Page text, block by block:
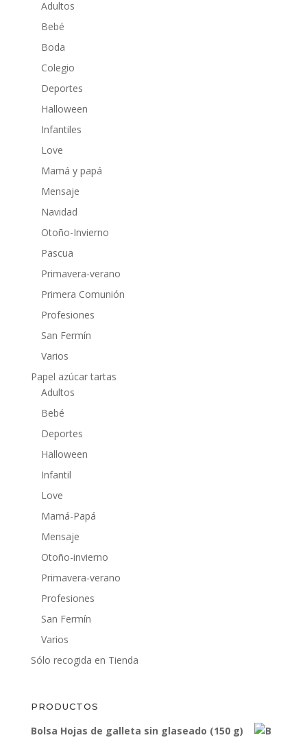
Adultos
Bebé
Boda
Colegio
Deportes
Halloween
Infantiles
Love
Mamá y papá
Mensaje
Navidad
Otoño-Invierno
Pascua
Primavera-verano
Primera Comunión
Profesiones
San Fermín
Varios
Papel azúcar tartas
Adultos
Bebé
Deportes
Halloween
Infantil
Love
Mamá-Papá
Mensaje
Otoño-invierno
Primavera-verano
Profesiones
San Fermín
Varios
Sólo recogida en Tienda
PRODUCTOS
Bolsa Hojas de galleta sin glaseado (150 g)